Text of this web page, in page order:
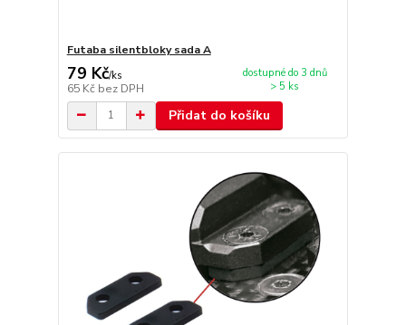
Futaba silentbloky sada A
79 Kč/ks
65 Kč bez DPH
dostupné do 3 dnů
> 5 ks
Přidat do košíku